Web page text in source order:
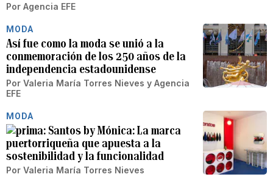
Por Agencia EFE
MODA
Así fue como la moda se unió a la
conmemoración de los 250 años de la
independencia estadounidense
Por Valeria María Torres Nieves y Agencia
EFE
MODA
Santos by Mónica: La marca
puertorriqueña que apuesta a la
sostenibilidad y la funcionalidad
Por Valeria María Torres Nieves